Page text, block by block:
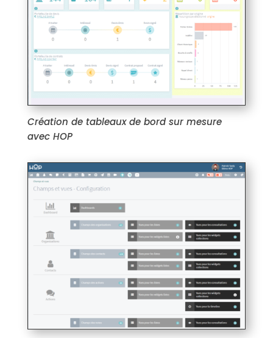
Création de tableaux de bord sur mesure
avec HOP